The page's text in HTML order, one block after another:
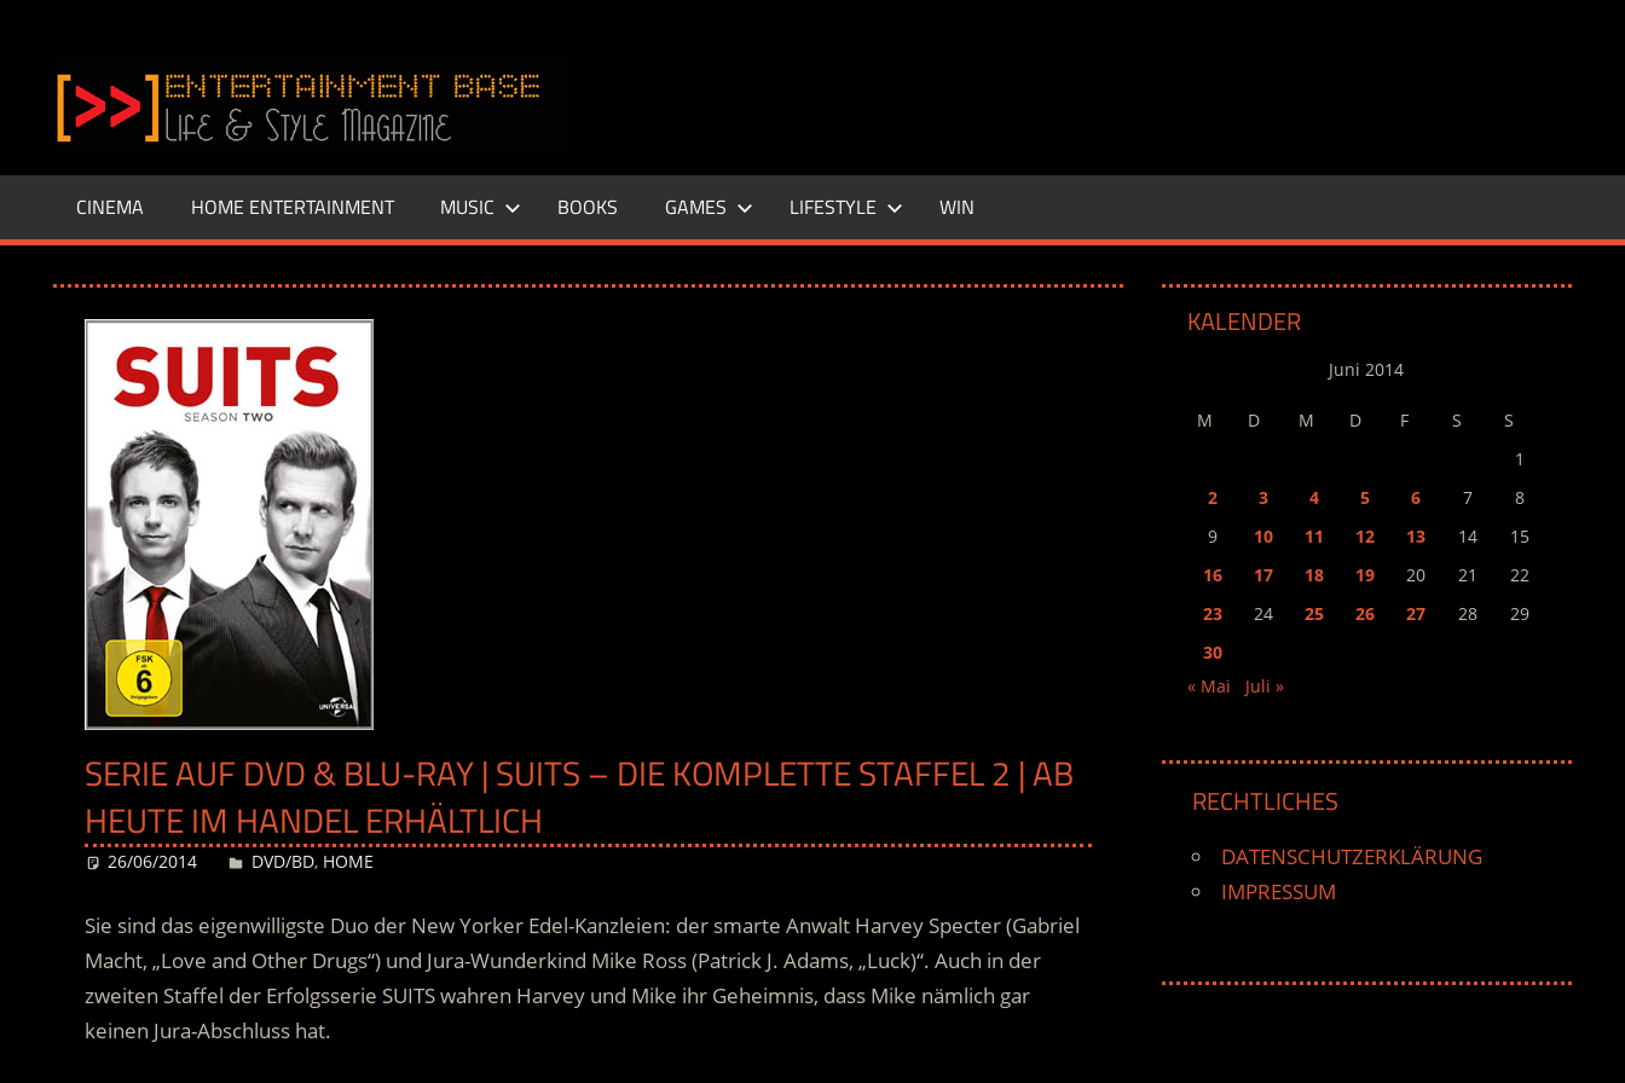
springen
–
LIFE
Base.de
CINEMA HOME ENTERTAINMENT MUSIC BOOKS GAMES LIFESTYLE WIN
SERIE AUF DVD & BLU-RAY | SUITS – DIE KOMPLETTE STAFFEL 2 | AB
HEUTE IM HANDEL ERHÄLTLICH
26/06/2014 Desiree
DVD/BD, HOME
Sie sind das eigenwilligste Duo der New Yorker Edel-Kanzleien: der smarte Anwalt Harvey Specter (Gabriel
Macht, „Love and Other Drugs“) und Jura-Wunderkind Mike Ross (Patrick J. Adams, „Luck)“. Auch in der
zweiten Staffel der Erfolgsserie SUITS wahren Harvey und Mike ihr Geheimnis, dass Mike nämlich gar
keinen Jura-Abschluss hat.
KALENDER
Juni 2014
M D M D F S
S
1
2
3 4 5 6 7
8
9
10 11 12 13 14
15
16
17 18 19 20 21
22
23
24 25 26 27 28
29
30
« Mai
Juli »
RECHTLICHES
DATENSCHUTZERKLÄRUNG
IMPRESSUM